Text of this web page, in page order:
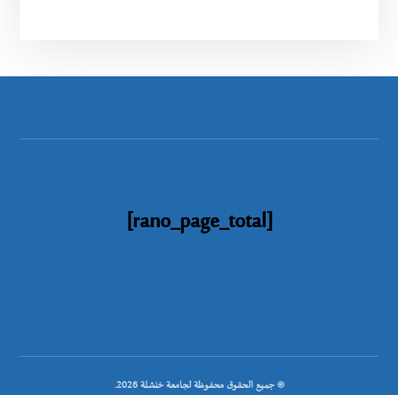
[rano_page_total]
© جميع الحقوق محفوظة لجامعة خنشلة 2026.